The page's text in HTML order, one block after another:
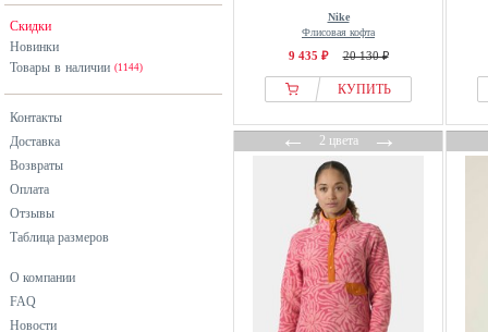
Salomon
Under Armour
Скидки
Новинки
Товары в наличии (1144)
Контакты
Доставка
Возвраты
Оплата
Отзывы
Таблица размеров
О компании
FAQ
Новости
Nike
Флисовая кофта
9 435 ₽ 20 130 ₽
КУПИТЬ
←2 цвета→